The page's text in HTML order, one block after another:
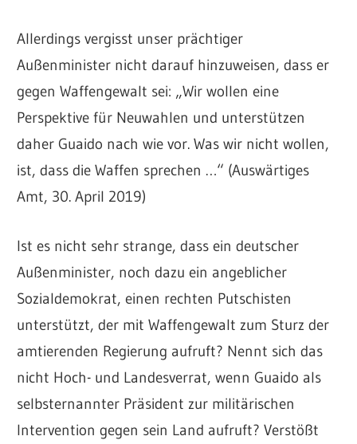
Allerdings vergisst unser prächtiger
Außenminister nicht darauf hinzuweisen, dass er
gegen Waffengewalt sei: „Wir wollen eine
Perspektive für Neuwahlen und unterstützen
daher Guaido nach wie vor. Was wir nicht wollen,
ist, dass die Waffen sprechen …“ (Auswärtiges
Amt, 30. April 2019)
Ist es nicht sehr strange, dass ein deutscher
Außenminister, noch dazu ein angeblicher
Sozialdemokrat, einen rechten Putschisten
unterstützt, der mit Waffengewalt zum Sturz der
amtierenden Regierung aufruft? Nennt sich das
nicht Hoch- und Landesverrat, wenn Guaido als
selbsternannter Präsident zur militärischen
Intervention gegen sein Land aufruft? Verstößt